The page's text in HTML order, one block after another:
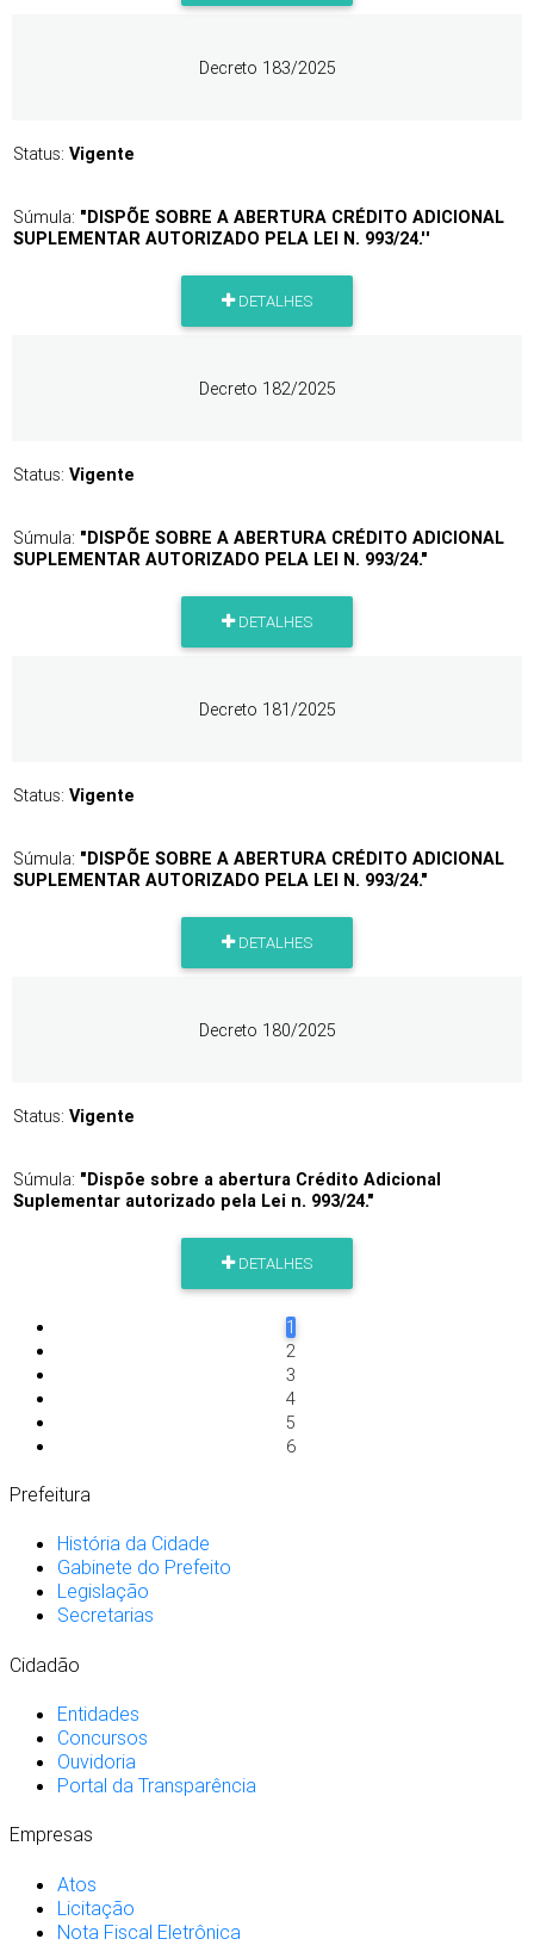
Decreto 183/2025
Status: Vigente
Súmula: "DISPÕE SOBRE A ABERTURA CRÉDITO ADICIONAL
SUPLEMENTAR AUTORIZADO PELA LEI N. 993/24.''
DETALHES
Decreto 182/2025
Status: Vigente
Súmula: "DISPÕE SOBRE A ABERTURA CRÉDITO ADICIONAL
SUPLEMENTAR AUTORIZADO PELA LEI N. 993/24."
DETALHES
Decreto 181/2025
Status: Vigente
Súmula: "DISPÕE SOBRE A ABERTURA CRÉDITO ADICIONAL
SUPLEMENTAR AUTORIZADO PELA LEI N. 993/24."
DETALHES
Decreto 180/2025
Status: Vigente
Súmula: "Dispõe sobre a abertura Crédito Adicional
Suplementar autorizado pela Lei n. 993/24."
DETALHES
1
2
3
4
5
6
Prefeitura
História da Cidade
Gabinete do Prefeito
Legislação
Secretarias
Cidadão
Entidades
Concursos
Ouvidoria
Portal da Transparência
Empresas
Atos
Licitação
Nota Fiscal Eletrônica